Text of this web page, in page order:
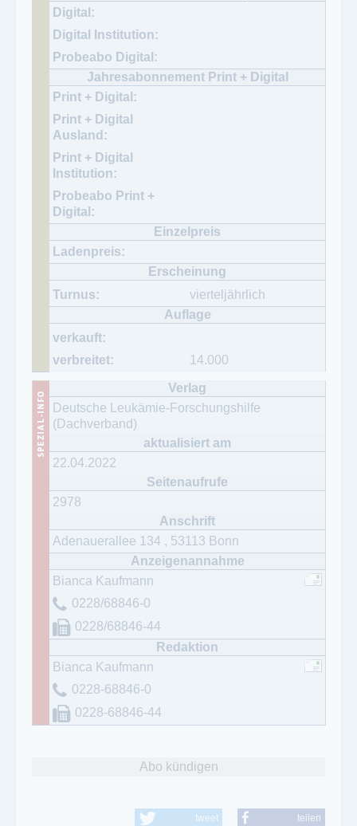
vierteljährlich
14.000
Deutsche Leukämie-Forschungshilfe
(Dachverband)
22.04.2022
2978
Adenauerallee 134 , 53113 Bonn
Bianca Kaufmann
0228/68846-0
0228/68846-44
Bianca Kaufmann
0228-68846-0
0228-68846-44
Abo kündigen
tweet teilen